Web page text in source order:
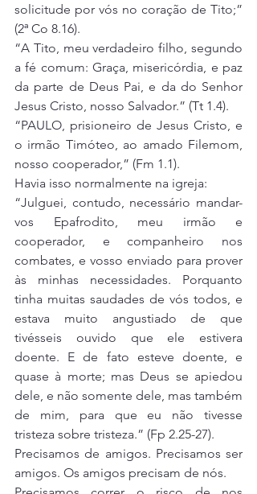
solicitude por vós no coração de Tito;”
(2ª Co 8.16).
“A Tito, meu verdadeiro filho, segundo
a fé comum: Graça, misericórdia, e paz
da parte de Deus Pai, e da do Senhor
Jesus Cristo, nosso Salvador.” (Tt 1.4).
“PAULO, prisioneiro de Jesus Cristo, e
o irmão Timóteo, ao amado Filemom,
nosso cooperador,” (Fm 1.1).
Havia isso normalmente na igreja:
“Julguei, contudo, necessário mandar-
vos Epafrodito, meu irmão e
cooperador, e companheiro nos
combates, e vosso enviado para prover
às minhas necessidades. Porquanto
tinha muitas saudades de vós todos, e
estava muito angustiado de que
tivésseis ouvido que ele estivera
doente. E de fato esteve doente, e
quase à morte; mas Deus se apiedou
dele, e não somente dele, mas também
de mim, para que eu não tivesse
tristeza sobre tristeza.” (Fp 2.25-27).
Precisamos de amigos. Precisamos ser
amigos. Os amigos precisam de nós.